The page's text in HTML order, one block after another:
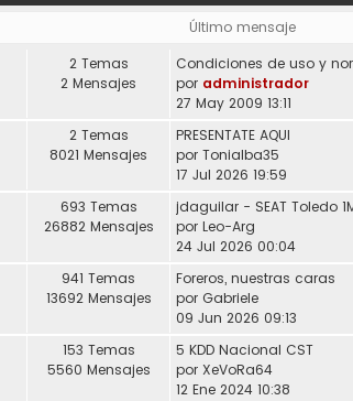
Último mensaje
2 Temas
2 Mensajes
por administrador
27 May 2009 13:11
2 Temas
8021 Mensajes
PRESENTATE AQUI
por Tonialba35
17 Jul 2026 19:59
693 Temas
26882 Mensajes
por Leo-Arg
24 Jul 2026 00:04
941 Temas
13692 Mensajes
Foreros, nuestras caras
por Gabriele
09 Jun 2026 09:13
153 Temas
5560 Mensajes
5 KDD Nacional CST
por XeVoRa64
12 Ene 2024 10:38